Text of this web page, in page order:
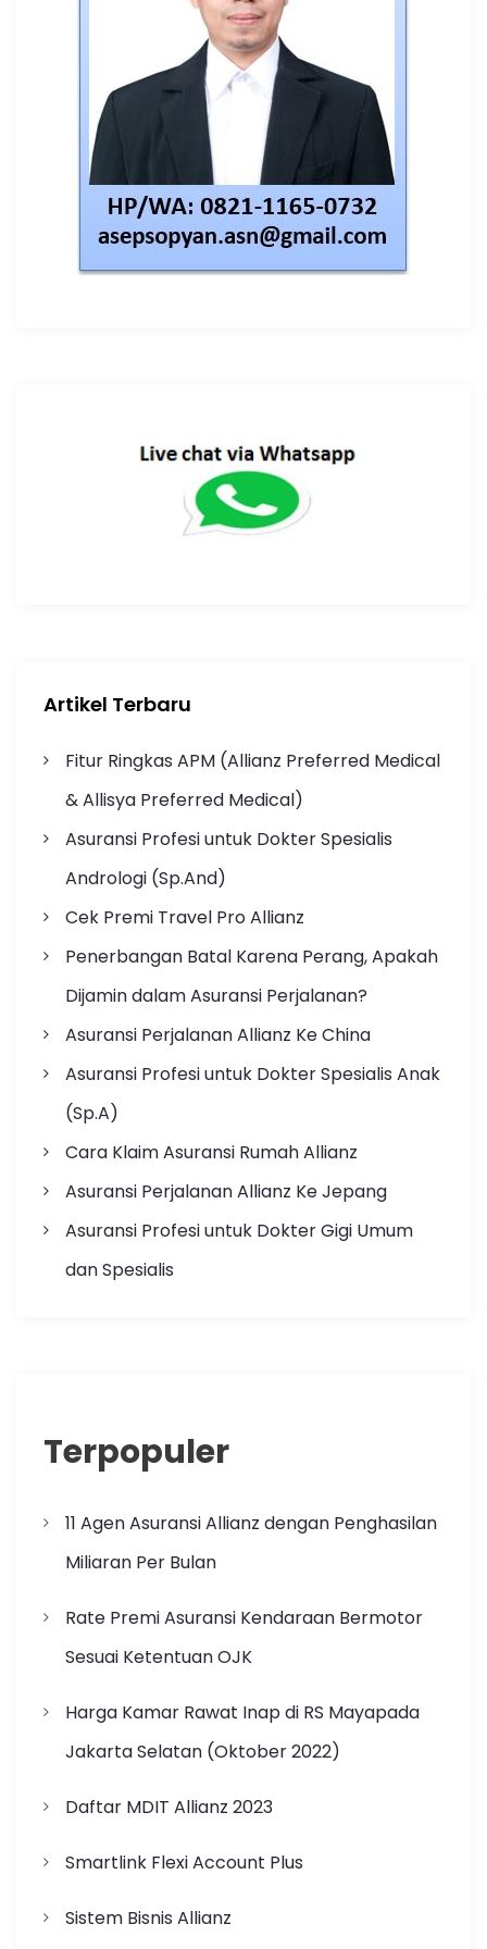
Artikel Terbaru
Fitur Ringkas APM (Allianz Preferred Medical
& Allisya Preferred Medical)
Asuransi Profesi untuk Dokter Spesialis
Andrologi (Sp.And)
Cek Premi Travel Pro Allianz
Penerbangan Batal Karena Perang, Apakah
Dijamin dalam Asuransi Perjalanan?
Asuransi Perjalanan Allianz Ke China
Asuransi Profesi untuk Dokter Spesialis Anak
(Sp.A)
Cara Klaim Asuransi Rumah Allianz
Asuransi Perjalanan Allianz Ke Jepang
Asuransi Profesi untuk Dokter Gigi Umum
dan Spesialis
Terpopuler
11 Agen Asuransi Allianz dengan Penghasilan
Miliaran Per Bulan
Rate Premi Asuransi Kendaraan Bermotor
Sesuai Ketentuan OJK
Harga Kamar Rawat Inap di RS Mayapada
Jakarta Selatan (Oktober 2022)
Daftar MDIT Allianz 2023
Smartlink Flexi Account Plus
Sistem Bisnis Allianz